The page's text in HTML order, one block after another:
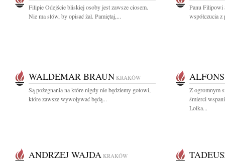
Filipie Odejście bliskiej osoby jest zawsze ciosem.
Nie ma słów, by opisać żal. Pamiętaj,...
Panu Filipowi
współczucia
WALDEMAR BRAUN KRAKÓW
Są pożegnania na które nigdy nie będziemy gotowi,
które zawsze wywoływać będą...
Z ogromnym
śmierci
Lolka...
ANDRZEJ WAJDA KRAKÓW